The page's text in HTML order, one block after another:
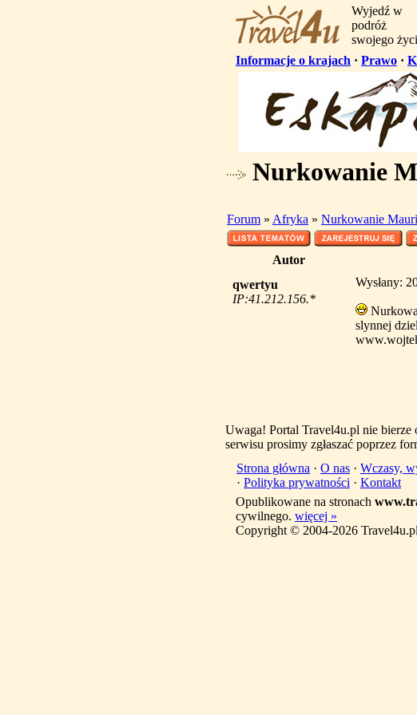
Wyjedź w
podróż
swojego
Informacje o krajach · Prawo ·
Nurkowanie
Forum » Afryka » Nurkowanie
Autor
qwertyu
IP:41.212.156.*
Wysłany:
slynnej
Uwaga! Portal Travel4u.pl nie
serwisu prosimy zgłaszać poprzez
Strona główna · O nas · Wczasy,
· Polityka prywatności · Kontakt
Opublikowane na stronach
cywilnego. więcej »
Copyright © 2004-2026